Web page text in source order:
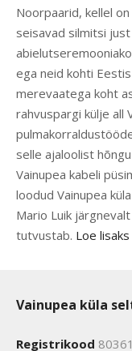
Noorpaarid, kellel
seisavad silmitsi
ega neid kohti
merevaatega koht
rahvuspargi külje all
selle ajaloolist
Vainupea kabeli
loodud Vainupea
Mario Luik
tutvustab. Loe lisaks
Vainupea küla
Registrikood